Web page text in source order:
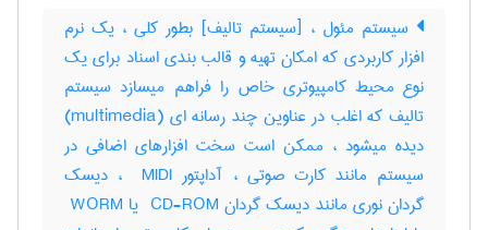
سیستم مئول ، [سیستم تالیف] بطور کلی ، یک نرم
افزار کاربردی که امکان تهیه و قالب بندی اسناد برای یک
نوع محیط کامپیوتری خاص را فراهم میسازد سیستم
تالیف که اغلب در عناوین چند رسانه ای (‎multimedia)
دیده میشود ، ممکن است سخت افزارهای اضافی در
سیستم مانند کارت صوتی ، آداپتور ‎ MIDI ، دیسک
گردان نوری مانند دیسک گردان ‎ CD-ROM یا ‎ WORM